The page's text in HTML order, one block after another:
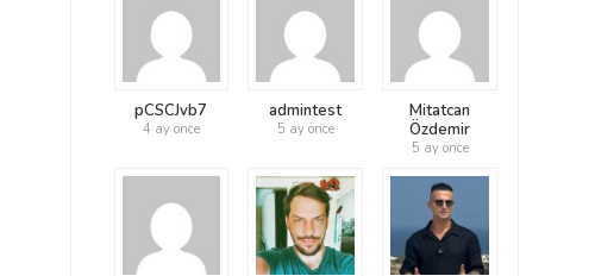
pCSCJvb7
4 ay önce
admintest
5 ay önce
Mitatcan
Özdemir
5 ay önce